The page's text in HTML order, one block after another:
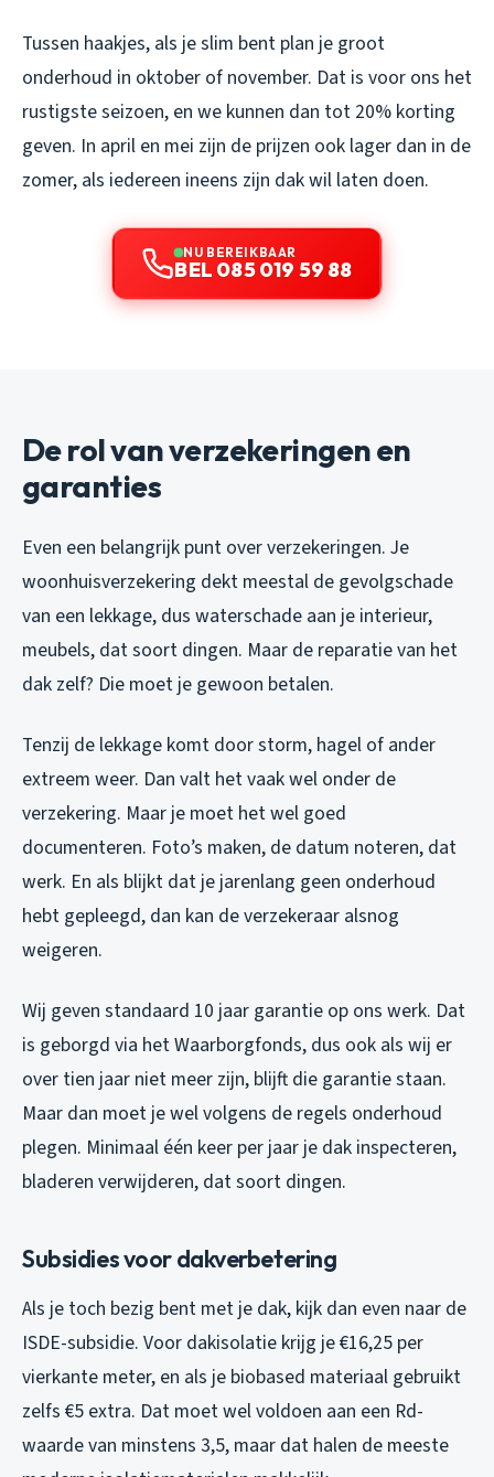
Tussen haakjes, als je slim bent plan je groot
onderhoud in oktober of november. Dat is voor ons het
rustigste seizoen, en we kunnen dan tot 20% korting
geven. In april en mei zijn de prijzen ook lager dan in de
zomer, als iedereen ineens zijn dak wil laten doen.
NU BEREIKBAAR
BEL 085 019 59 88
De rol van verzekeringen en
garanties
Even een belangrijk punt over verzekeringen. Je
woonhuisverzekering dekt meestal de gevolgschade
van een lekkage, dus waterschade aan je interieur,
meubels, dat soort dingen. Maar de reparatie van het
dak zelf? Die moet je gewoon betalen.
Tenzij de lekkage komt door storm, hagel of ander
extreem weer. Dan valt het vaak wel onder de
verzekering. Maar je moet het wel goed
documenteren. Foto’s maken, de datum noteren, dat
werk. En als blijkt dat je jarenlang geen onderhoud
hebt gepleegd, dan kan de verzekeraar alsnog
weigeren.
Wij geven standaard 10 jaar garantie op ons werk. Dat
is geborgd via het Waarborgfonds, dus ook als wij er
over tien jaar niet meer zijn, blijft die garantie staan.
Maar dan moet je wel volgens de regels onderhoud
plegen. Minimaal één keer per jaar je dak inspecteren,
bladeren verwijderen, dat soort dingen.
Subsidies voor dakverbetering
Als je toch bezig bent met je dak, kijk dan even naar de
ISDE-subsidie. Voor dakisolatie krijg je €16,25 per
vierkante meter, en als je biobased materiaal gebruikt
zelfs €5 extra. Dat moet wel voldoen aan een Rd-
waarde van minstens 3,5, maar dat halen de meeste